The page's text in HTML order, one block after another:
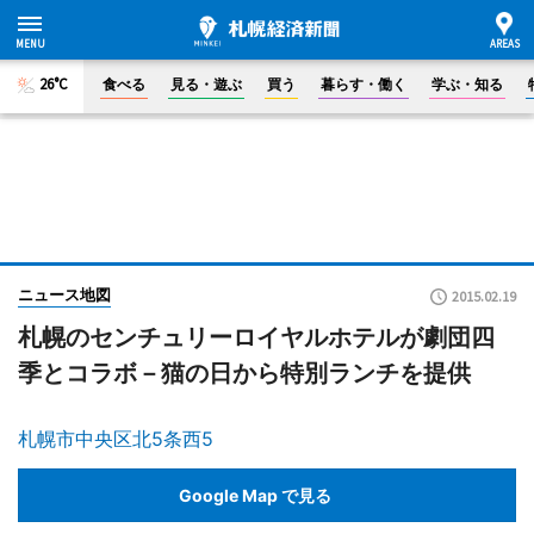
26°C 食べる 見る・遊ぶ 買う 暮らす・働く 学ぶ・知る
ニュース地図 2015.02.19
札幌のセンチュリーロイヤルホテルが劇団四
季とコラボ－猫の日から特別ランチを提供
札幌市中央区北5条西5
Google Map で見る